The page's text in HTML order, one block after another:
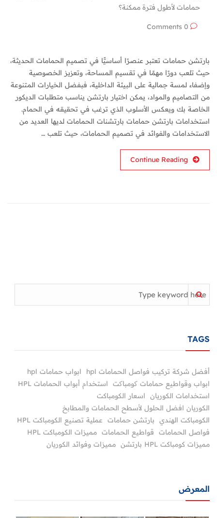
حمامات لأطول فترة ممكنة؟
بارتشن حمامات تعتبر عنصرًا أساسيًّا في تصميم الحمامات الحديثة،
حيث تلعب دورًا مهمًا في تقسيم المساحة، وتعزيز الخصوصية
وإضفاء لمسة جمالية على البيئة الداخلية، فبفضل الخيارات المتنوعة
من التصاميم والمواد، يمكن اختيار بارتشن يناسب متطلبات الديكور
الخاصة بك ويعكس الأسلوب الذي ترغب في تحقيقه في الحمام.
استخدامات بارتشن حمامات بارتشنات الحمامات لديها العديد من
الاستخدامات والفوائد في تصميم الحمامات، حيث تلعب …
Continue Reading
TAGS
أفضل شركة تركيب فواصل الحمامات hpl
ابواب حمامات hpl
ابواب وقواطيع حمامات کومباکت
استخدام أبواب الحمامات HPL
استخدامات الكوريان
اسعار الكومباكت
الكوريان افضل الحلول لأسطح الحمامات والمطابخ
الكومباكت الهندي
بارتشن حمامات
عملية تصنيع الكومباكت HPL
فواصل الحمامات
قواطيع الحمامات مميزات الكومباكت HPL
مميزات كومباكت HPL بارتشن
مميزات وفوائد الكوريان
المعرض